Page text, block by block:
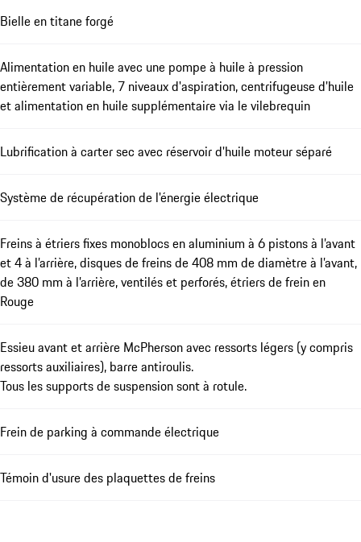
Bielle en titane forgé
Alimentation en huile avec une pompe à huile à pression
entièrement variable, 7 niveaux d'aspiration, centrifugeuse d'huile
et alimentation en huile supplémentaire via le vilebrequin
Lubrification à carter sec avec réservoir d'huile moteur séparé
Système de récupération de l'énergie électrique
Freins à étriers fixes monoblocs en aluminium à 6 pistons à l’avant
et 4 à l’arrière, disques de freins de 408 mm de diamètre à l’avant,
de 380 mm à l’arrière, ventilés et perforés, étriers de frein en
Rouge
Essieu avant et arrière McPherson avec ressorts légers (y compris
ressorts auxiliaires), barre antiroulis.
Tous les supports de suspension sont à rotule.
Frein de parking à commande électrique
Témoin d'usure des plaquettes de freins